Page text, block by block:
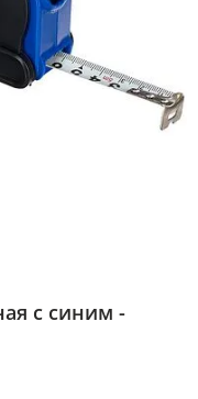
с синим -